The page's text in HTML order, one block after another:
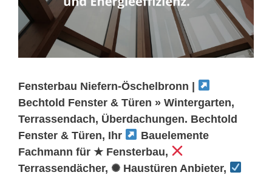
Fensterbau Niefern-Öschelbronn |
Bechtold Fenster & Türen » Wintergarten,
Terrassendach, Überdachungen. Bechtold
Fenster & Türen, Ihr
Bauelemente
Fachmann für ★ Fensterbau,
Terrassendächer, ✺ Haustüren Anbieter,